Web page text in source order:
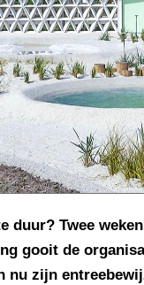
duur? Twee
gooit de
nu zijn